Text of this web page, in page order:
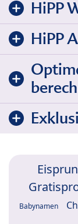
HiPP
HiPP
Babynamen